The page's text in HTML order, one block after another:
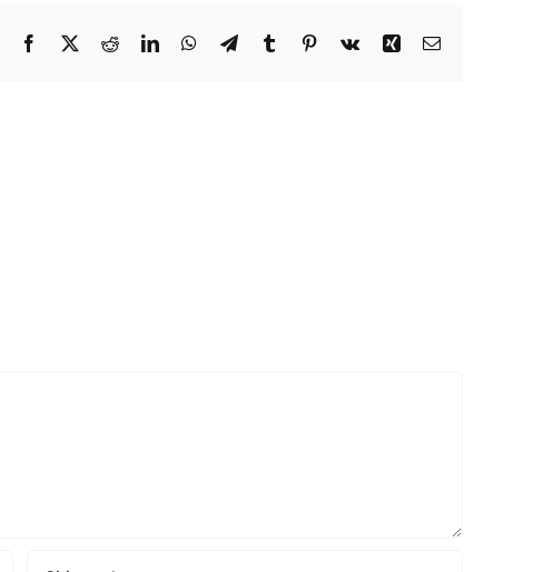
Facebook
X RedditLinkedInWhatsApp
TelegramTumblr Pinterest
Vk Xing Correo